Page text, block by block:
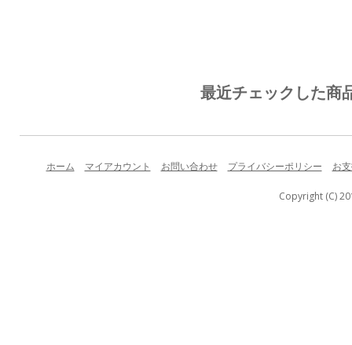
最近チェックした商
ホーム マイアカウント お問い合わせ プライバシーポリシー お
Copyright (C)